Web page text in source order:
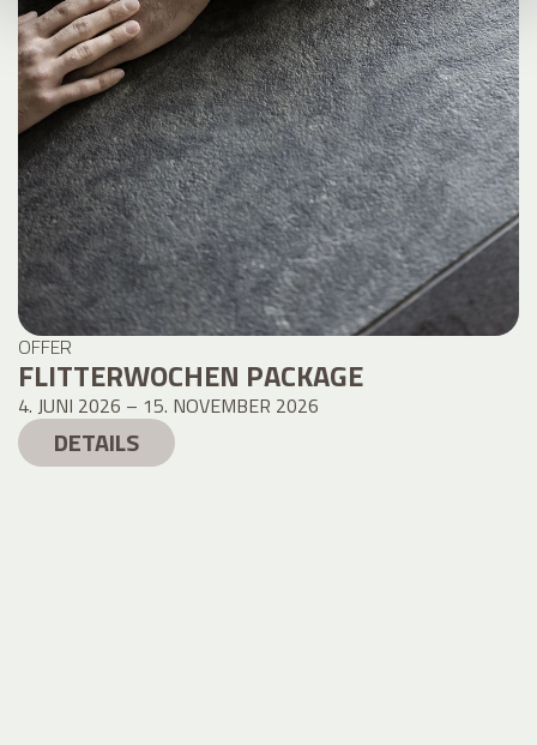
OFFER
FLITTERWOCHEN PACKAGE
4. JUNI 2026 – 15. NOVEMBER 2026
DETAILS